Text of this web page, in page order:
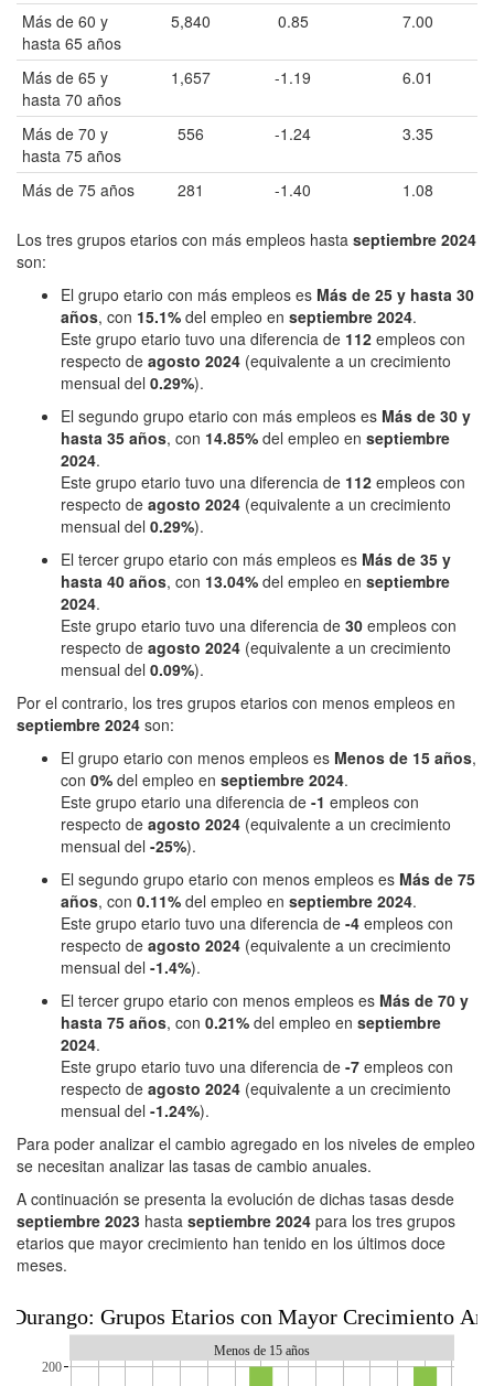
Más de 60 y
hasta 65 años
5,840 0.85 7.00
Más de 65 y
hasta 70 años
1,657 -1.19 6.01
Más de 70 y
hasta 75 años
556 -1.24 3.35
Más de 75 años 281 -1.40 1.08
Los tres grupos etarios con más empleos hasta septiembre 2024
son:
El grupo etario con más empleos es Más de 25 y hasta 30
años, con 15.1% del empleo en septiembre 2024.
Este grupo etario tuvo una diferencia de 112 empleos con
respecto de agosto 2024 (equivalente a un crecimiento
mensual del 0.29%).
El segundo grupo etario con más empleos es Más de 30 y
hasta 35 años, con 14.85% del empleo en septiembre
2024.
Este grupo etario tuvo una diferencia de 112 empleos con
respecto de agosto 2024 (equivalente a un crecimiento
mensual del 0.29%).
El tercer grupo etario con más empleos es Más de 35 y
hasta 40 años, con 13.04% del empleo en septiembre
2024.
Este grupo etario tuvo una diferencia de 30 empleos con
respecto de agosto 2024 (equivalente a un crecimiento
mensual del 0.09%).
Por el contrario, los tres grupos etarios con menos empleos en
septiembre 2024 son:
El grupo etario con menos empleos es Menos de 15 años,
con 0% del empleo en septiembre 2024.
Este grupo etario una diferencia de -1 empleos con
respecto de agosto 2024 (equivalente a un crecimiento
mensual del -25%).
El segundo grupo etario con menos empleos es Más de 75
años, con 0.11% del empleo en septiembre 2024.
Este grupo etario tuvo una diferencia de -4 empleos con
respecto de agosto 2024 (equivalente a un crecimiento
mensual del -1.4%).
El tercer grupo etario con menos empleos es Más de 70 y
hasta 75 años, con 0.21% del empleo en septiembre
2024.
Este grupo etario tuvo una diferencia de -7 empleos con
respecto de agosto 2024 (equivalente a un crecimiento
mensual del -1.24%).
Para poder analizar el cambio agregado en los niveles de empleo
se necesitan analizar las tasas de cambio anuales.
A continuación se presenta la evolución de dichas tasas desde
septiembre 2023 hasta septiembre 2024 para los tres grupos
etarios que mayor crecimiento han tenido en los últimos doce
meses.
200
Durango: Grupos Etarios con Mayor Crecimiento
Menos de 15 años